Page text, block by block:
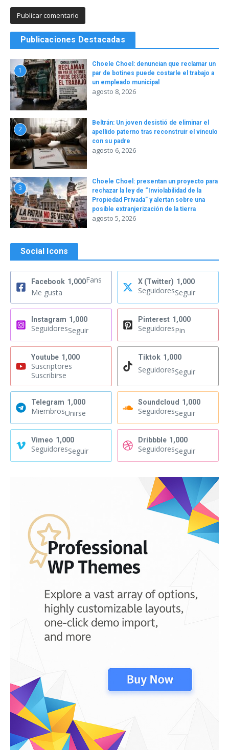
Publicaciones Destacadas
1
Choele Choel: denuncian que reclamar un
par de botines puede costarle el trabajo a
un empleado municipal
agosto 8, 2026
2
Beltrán: Un joven desistió de eliminar el
apellido paterno tras reconstruir el vínculo
con su padre
agosto 6, 2026
3
Choele Choel: presentan un proyecto para
rechazar la ley de “Inviolabilidad de la
Propiedad Privada” y alertan sobre una
posible extranjerización de la tierra
agosto 5, 2026
Social Icons
Facebook 1,000Fans
Me gusta
X (Twitter) 1,000
SeguidoresSeguir
Instagram 1,000
SeguidoresSeguir
Pinterest 1,000
SeguidoresPin
Youtube 1,000
Suscriptores
Suscribirse
Tiktok 1,000
SeguidoresSeguir
Telegram 1,000
MiembrosUnirse
Soundcloud 1,000
SeguidoresSeguir
Vimeo 1,000
SeguidoresSeguir
Dribbble 1,000
SeguidoresSeguir